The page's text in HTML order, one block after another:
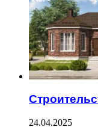
24.04.2025